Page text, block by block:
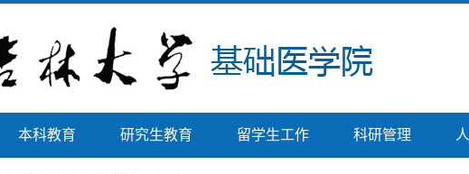
本科教育 研究生教育 留学生工作 科研管理